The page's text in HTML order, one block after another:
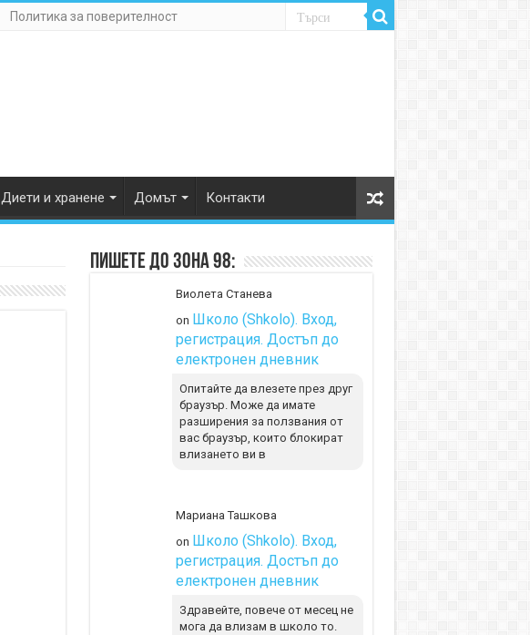
Политика за поверителност
Диети и хранене Домът Контакти
Пишете до Зона 98:
Виолета Станева
on Школо (Shkolo). Вход,
регистрация. Достъп до
електронен дневник
Опитайте да влезете през друг
браузър. Може да имате
разширения за ползвания от
вас браузър, които блокират
влизането ви в
Мариана Ташкова
on Школо (Shkolo). Вход,
регистрация. Достъп до
електронен дневник
Здравейте, повече от месец не
мога да влизам в школо то.